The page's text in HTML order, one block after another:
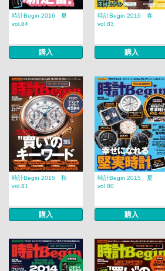
時計Begin 2016 夏
vol.84
購入
時計Begin 2016 春
vol.83
購入
時計Begin 2015 秋
vol.81
購入
時計Begin 2015 夏
vol.80
購入